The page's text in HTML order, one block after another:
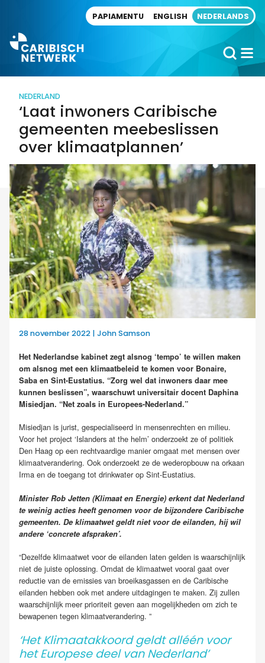
PAPIAMENTU ENGLISH NEDERLANDS
NEDERLAND
‘Laat inwoners Caribische
gemeenten meebeslissen
over klimaatplannen’
28 november 2022 | John Samson
Het Nederlandse kabinet zegt alsnog ‘tempo’ te willen maken
om alsnog met een klimaatbeleid te komen voor Bonaire,
Saba en Sint-Eustatius. “Zorg wel dat inwoners daar mee
kunnen beslissen”, waarschuwt universitair docent Daphina
Misiedjan. “Net zoals in Europees-Nederland.”
Misiedjan is jurist, gespecialiseerd in mensenrechten en milieu.
Voor het project ‘Islanders at the helm’ onderzoekt ze of politiek
Den Haag op een rechtvaardige manier omgaat met mensen over
klimaatverandering. Ook onderzoekt ze de wederopbouw na orkaan
Irma en de toegang tot drinkwater op Sint-Eustatius.
Minister Rob Jetten (Klimaat en Energie) erkent dat Nederland
te weinig acties heeft genomen voor de bijzondere Caribische
gemeenten. De klimaatwet geldt niet voor de eilanden, hij wil
andere ‘concrete afspraken’.
“Dezelfde klimaatwet voor de eilanden laten gelden is waarschijnlijk
niet de juiste oplossing. Omdat de klimaatwet vooral gaat over
reductie van de emissies van broeikasgassen en de Caribische
eilanden hebben ook met andere uitdagingen te maken. Zij zullen
waarschijnlijk meer prioriteit geven aan mogelijkheden om zich te
bewapenen tegen klimaatverandering. ”
‘Het Klimaatakkoord geldt alléén voor
het Europese deel van Nederland’